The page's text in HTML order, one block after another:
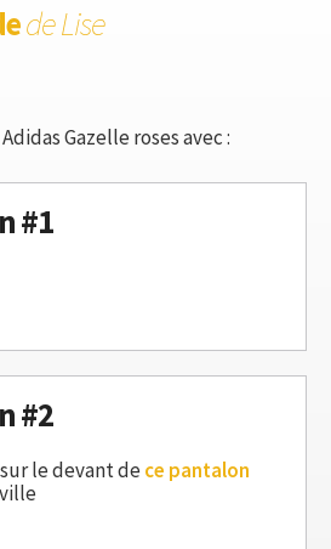
de Lise
Gazelle roses avec :
#1
#2
le devant dece pantalon